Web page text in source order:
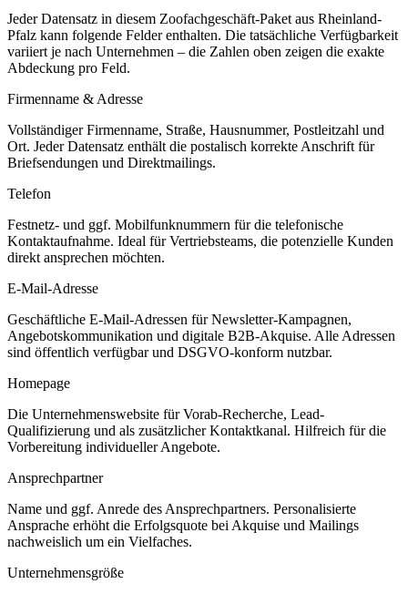
Jeder Datensatz in diesem Zoofachgeschäft-Paket aus Rheinland-
Pfalz kann folgende Felder enthalten. Die tatsächliche Verfügbarkeit
variiert je nach Unternehmen – die Zahlen oben zeigen die exakte
Abdeckung pro Feld.
Firmenname & Adresse
Vollständiger Firmenname, Straße, Hausnummer, Postleitzahl und
Ort. Jeder Datensatz enthält die postalisch korrekte Anschrift für
Briefsendungen und Direktmailings.
Telefon
Festnetz- und ggf. Mobilfunknummern für die telefonische
Kontaktaufnahme. Ideal für Vertriebsteams, die potenzielle Kunden
direkt ansprechen möchten.
E-Mail-Adresse
Geschäftliche E-Mail-Adressen für Newsletter-Kampagnen,
Angebotskommunikation und digitale B2B-Akquise. Alle Adressen
sind öffentlich verfügbar und DSGVO-konform nutzbar.
Homepage
Die Unternehmenswebsite für Vorab-Recherche, Lead-
Qualifizierung und als zusätzlicher Kontaktkanal. Hilfreich für die
Vorbereitung individueller Angebote.
Ansprechpartner
Name und ggf. Anrede des Ansprechpartners. Personalisierte
Ansprache erhöht die Erfolgsquote bei Akquise und Mailings
nachweislich um ein Vielfaches.
Unternehmensgröße